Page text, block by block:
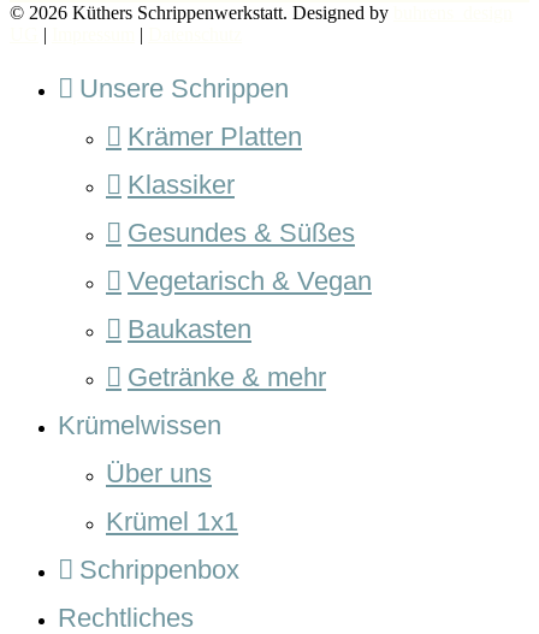
© 2026 Küthers Schrippenwerkstatt. Designed by
| |
Unsere Schrippen
Krämer Platten
Klassiker
Gesundes & Süßes
Vegetarisch & Vegan
Baukasten
Getränke & mehr
Krümelwissen
Über uns
Krümel 1x1
Schrippenbox
Rechtliches